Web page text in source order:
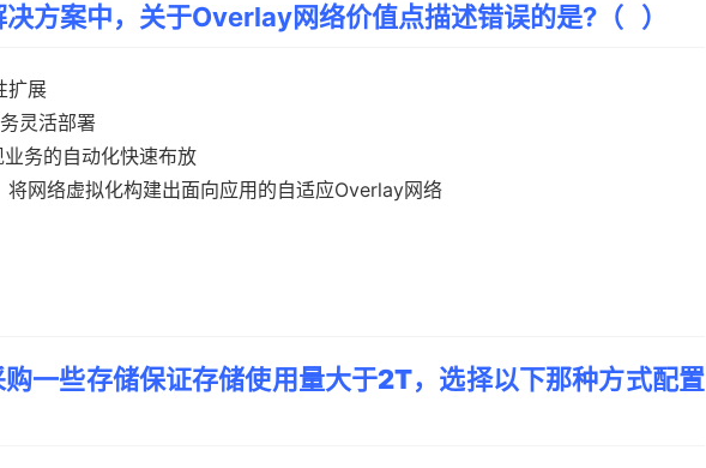
方案中，关于Overlay网络价值点描述错误的是?（ ）
扩展
灵活部署
务的自动化快速布放
网络虚拟化构建出面向应用的自适应Overlay网络
一些存储保证存储使用量大于2T，选择以下那种方式配置